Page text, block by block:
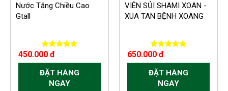
Nước Tăng Chiều Cao
Gtall
450.000 đ
ĐẶT HÀNG
NGAY
VIÊN SỦI SHAMI XOAN -
XUA TAN BỆNH XOANG
650.000 đ
ĐẶT HÀNG
NGAY